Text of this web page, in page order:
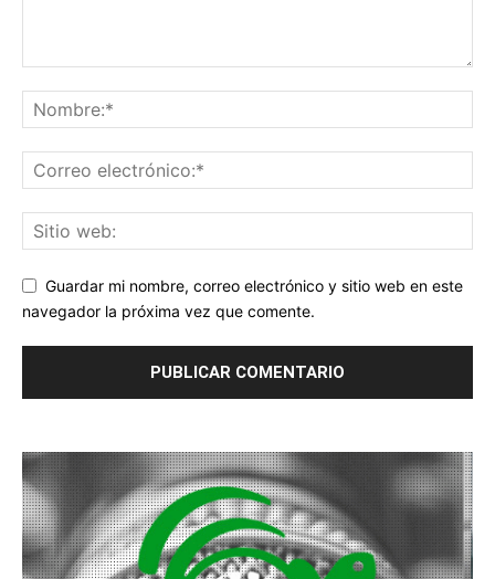
Guardar mi nombre, correo electrónico y sitio web en este
navegador la próxima vez que comente.